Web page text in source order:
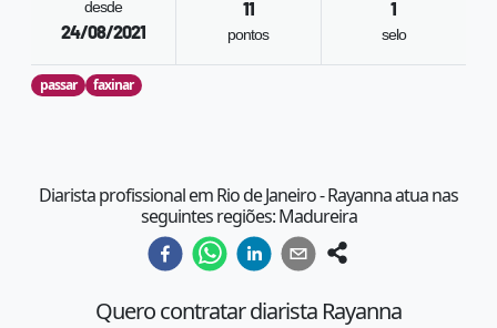
desde
24/08/2021
11
pontos
1
selo
passar faxinar
Diarista profissional em Rio de Janeiro - Rayanna atua nas
seguintes regiões: Madureira
Quero contratar diarista Rayanna